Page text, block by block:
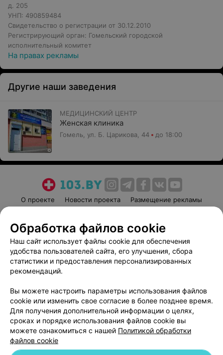
д. 205
УНП: 490859484
Свидетельство о регистрации от 30.12.2010
Регистрирующий орган: Гомельский городской
исполнительный комитет
На правах рекламы
Другие наши заведения
МЕДИЦИНСКИЙ ЦЕНТР
Женская клиника
Гомель, ул. Б. Царикова, 44 до 18:00
О проекте Новости проекта
Размещение рекламы
Пользовательское соглашение
Способы оплаты
Вакансии
Партнеры
Написать руководителю 103.by
Обработка персональных данных
Обработка файлов cookie
Наш сайт использует файлы cookie для обеспечения
удобства пользователей сайта, его улучшения, сбора
статистики и предоставления персонализированных
рекомендаций.
Вы можете настроить параметры использования файлов
cookie или изменить свое согласие в более позднее время.
Для получения дополнительной информации о целях,
сроках и порядке использования файлов cookie вы
можете ознакомиться с нашей Политикой обработки
файлов cookie